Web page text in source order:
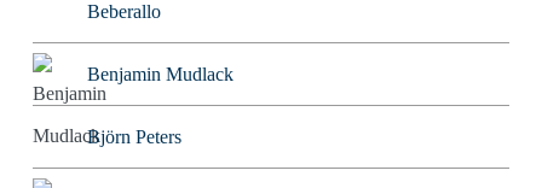
Beberallo
Benjamin Mudlack
Björn Peters